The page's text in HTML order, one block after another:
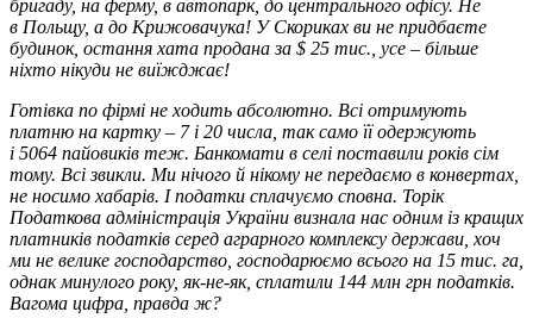
бригаду, на ферму, в автопарк, до центрального офісу. Не
в Польщу, а до Крижовачука! У Скориках ви не прид­баєте
будинок, остання хата продана за $ 25 тис., усе – більше
ніхто нікуди не виїжджає!
Готівка по фірмі не ходить абсолютно. Всі отримують
платню на картку – 7 і 20 числа, так само її одержують
і 5064 пайовиків теж. Банкомати в селі поставили років сім
тому. Всі звикли. Ми нічого й нікому не передаємо в конвертах,
не носимо хабарів. І податки сплачуємо сповна. Торік
Податкова адміністрація України визнала нас одним із кращих
платників податків серед аграрного комплексу держави, хоч
ми не велике господарство, господарюємо всього на 15 тис. га,
однак минулого року, як-не-як, сплатили 144 млн грн податків.
Вагома цифра, правда ж?